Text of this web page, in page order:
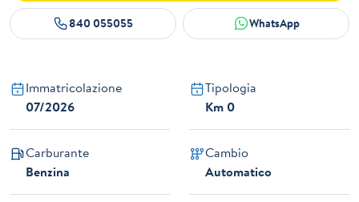
840 055055 WhatsApp
Immatricolazione
07/2026
Tipologia
Km 0
Carburante
Benzina
Cambio
Automatico